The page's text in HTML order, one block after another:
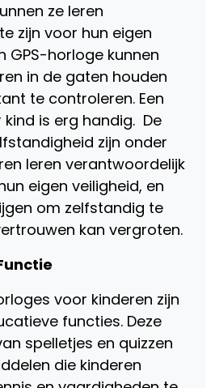
ze leren
zijn voor hun eigen
GPS-horloge kunnen
in de gaten houden
te controleren. Een
is erg handig. De
zijn onder
leren verantwoordelijk
eigen veiligheid, en
om zelfstandig te
kan vergroten.
voor kinderen zijn
functies. Deze
spelletjes en quizzen
die kinderen